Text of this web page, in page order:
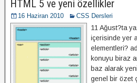
HTML 5 ve yeni özellikler
16 Haziran 2010 CSS Dersleri
11 Ağust?ta
içerisinde yer
elementleri?
konuyu biraz
baz alarak
genel bir özet